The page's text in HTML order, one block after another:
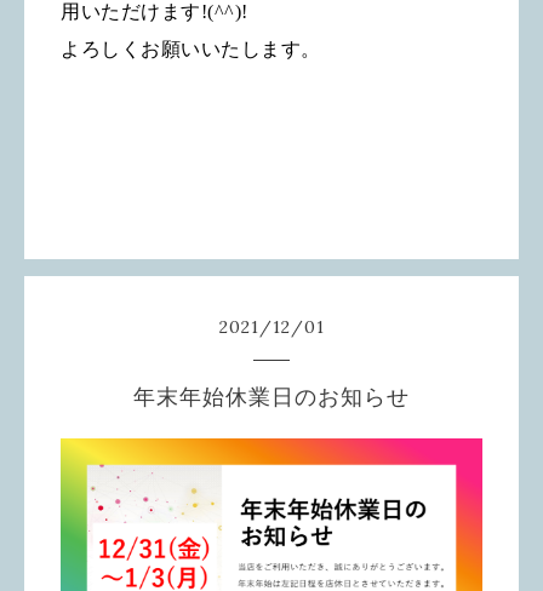
用いただけます!(^^)!
よろしくお願いいたします。
2021/12/01
年末年始休業日のお知らせ